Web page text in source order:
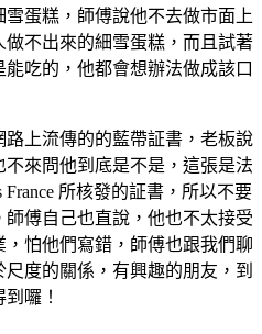
蛋糕，師傅說他不去做市面上
不出來的細雪蛋糕，而且試著
吃的，他都會想辦法做成該口
上流傳的的藍帶証書，老板說
來問他到底是不是，這張是法
France 所核發的証書，所以不要
傅自己也直說，他也不太接受
怕他們寫錯，師傅也跟我們聊
度的關係，有興趣的朋友，到
囉！